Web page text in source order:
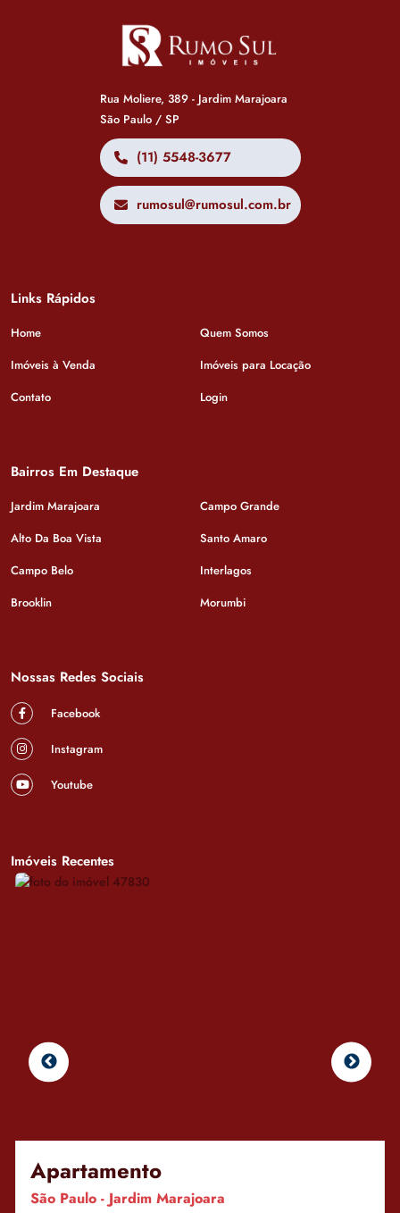
Rua Moliere, 389 - Jardim Marajoara
São Paulo / SP
(11) 5548-3677
rumosul@rumosul.com.br
Links Rápidos
Home
Quem Somos
Imóveis à Venda
Imóveis para Locação
Contato
Login
Bairros Em Destaque
Jardim Marajoara
Campo Grande
Alto Da Boa Vista
Santo Amaro
Campo Belo
Interlagos
Brooklin
Morumbi
Nossas Redes Sociais
Facebook
Instagram
Youtube
Imóveis Recentes
Apartamento
São Paulo - Jardim Marajoara